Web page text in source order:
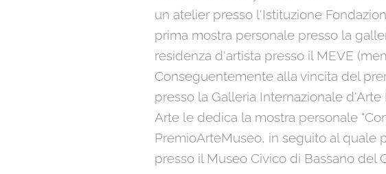
un atelier presso l'Istituzione
prima mostra personale presso la
residenza d'artista presso il MEVE
Conseguentemente alla vincita del
presso la Galleria Internazionale
Arte le dedica la mostra personale
PremioArteMuseo, in seguito al quale
presso il Museo Civico di Bassano del